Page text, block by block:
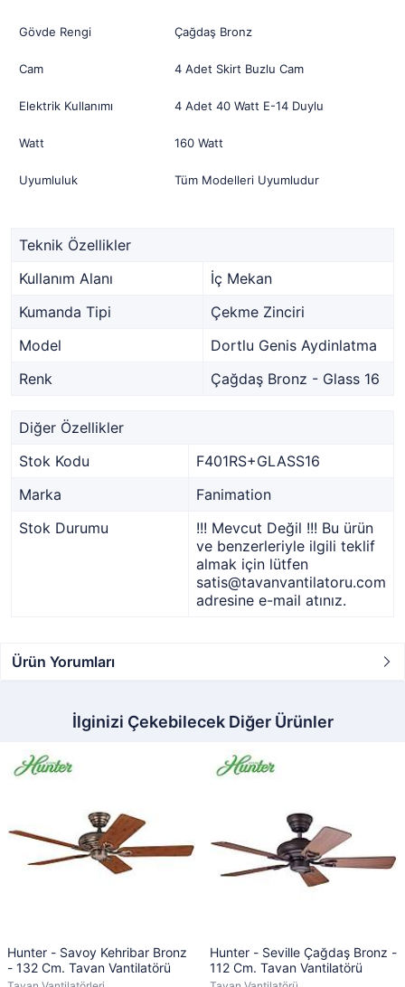
Gövde Rengi Çağdaş Bronz
Cam 4 Adet Skirt Buzlu Cam
Elektrik Kullanımı 4 Adet 40 Watt E-14 Duylu
Watt 160 Watt
Uyumluluk Tüm Modelleri Uyumludur
Teknik Özellikler
Kullanım Alanı
İç Mekan
Kumanda Tipi
Çekme Zinciri
Model
Dortlu Genis Aydinlatma
Renk
Çağdaş Bronz - Glass 16
Diğer Özellikler
Stok Kodu
F401RS+GLASS16
Marka
Fanimation
Stok Durumu
!!! Mevcut Değil !!! Bu ürün
ve benzerleriyle ilgili teklif
almak için lütfen
satis@tavanvantilatoru.com
adresine e-mail atınız.
Ürün Yorumları
İlginizi Çekebilecek Diğer Ürünler
Hunter - Savoy Kehribar Bronz
- 132 Cm. Tavan Vantilatörü
Hunter - Seville Çağdaş Bronz -
112 Cm. Tavan Vantilatörü